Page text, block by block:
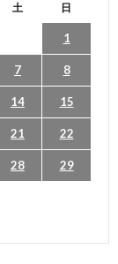
土 日
1
7 8
14 15
21 22
28 29